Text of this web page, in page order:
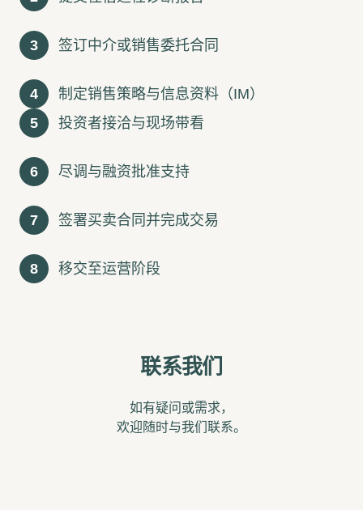
3 签订中介或销售委托合同
4
制定销售策略与信息资料（IM）
5
投资者接洽与现场带看
6 尽调与融资批准支持
7 签署买卖合同并完成交易
8 移交至运营阶段
联系我们
如有疑问或需求，
欢迎随时与我们联系。